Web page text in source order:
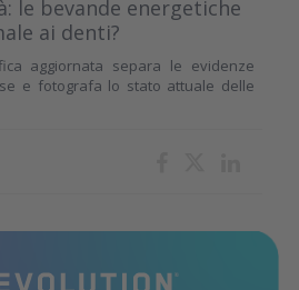
le bevande energetiche
ai denti?
aggiornata separa le evidenze
e fotografa lo stato attuale delle